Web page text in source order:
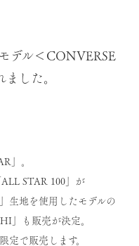
デル＜CONVERSE
した。
」。
STAR 100」が
生地を使用したモデルの
」も販売が決定。
で販売します。